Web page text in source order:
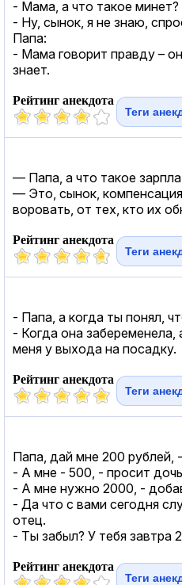
- Мама, а что такое минет?
- Ну, сынок, я не знаю,
Папа:
- Мама говорит правду –
знает.
Рейтинг анекдота
Теги
— Папа, а что такое
— Это, сынок,
воровать, от тех, кто их
Рейтинг анекдота
Теги
- Папа, а когда ты понял,
- Когда она забеременела,
меня у выхода на посадку.
Рейтинг анекдота
Теги
Папа, дай мне 200 рублей,
- А мне - 500, - просит
- А мне нужно 2000, -
- Да что с вами сегодня
отец.
- Ты забыл? У тебя завтра
Рейтинг анекдота
Теги